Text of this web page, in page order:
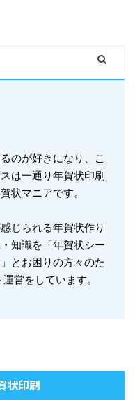
のが好きになり、こ
は一通り年賀状印刷
状マニアです。
じられる年賀状作り
知識を「年賀状シー
とお困りの方々のた
営をしています。
状印刷